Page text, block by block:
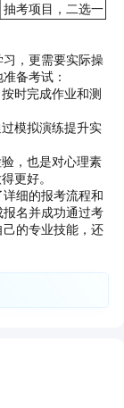
抽考项目，二选一
，更需要实际操
备考试：
时完成作业和测
模拟演练提升实
，也是对心理素
更好。
细的报考流程和
名并成功通过考
的专业技能，还